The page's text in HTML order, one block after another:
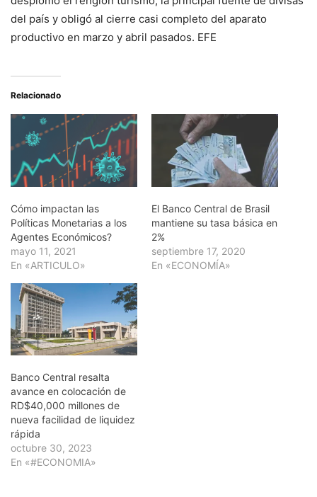
del país y obligó al cierre casi completo del aparato
productivo en marzo y abril pasados. EFE
Relacionado
Cómo impactan las
Políticas Monetarias a los
Agentes Económicos?
mayo 11, 2021
En «ARTICULO»
El Banco Central de Brasil
mantiene su tasa básica en
2%
septiembre 17, 2020
En «ECONOMÍA»
Banco Central resalta
avance en colocación de
RD$40,000 millones de
nueva facilidad de liquidez
rápida
octubre 30, 2023
En «#ECONOMIA»